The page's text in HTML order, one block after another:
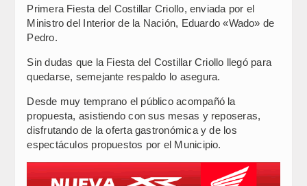
Primera Fiesta del Costillar Criollo, enviada por el
Ministro del Interior de la Nación, Eduardo «Wado» de
Pedro.
Sin dudas que la Fiesta del Costillar Criollo llegó para
quedarse, semejante respaldo lo asegura.
Desde muy temprano el público acompañó la
propuesta, asistiendo con sus mesas y reposeras,
disfrutando de la oferta gastronómica y de los
espectáculos propuestos por el Municipio.